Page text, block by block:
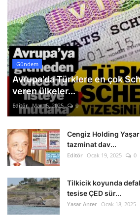
Gündem
Avrupa'da Türklere en çok
veren ülkeler...
Editör Mart 5, 2025 0
Cengiz Holding
tazminat dav...
Editör Ocak 19, 2025 0
Tilkicik koyunda
tesise ÇED sür...
Yasar Anter Ocak 18, 2025